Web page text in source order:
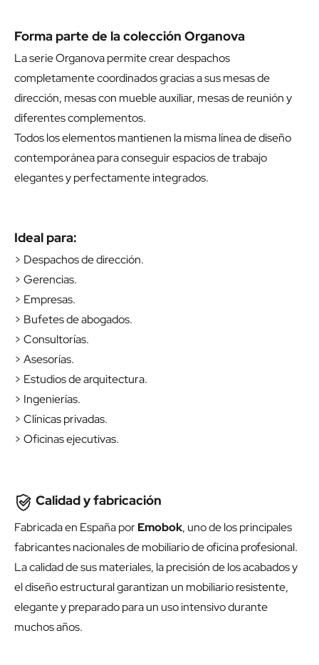
Forma parte de la colección Organova
La serie Organova permite crear despachos
completamente coordinados gracias a sus mesas de
dirección, mesas con mueble auxiliar, mesas de reunión y
diferentes complementos.
Todos los elementos mantienen la misma línea de diseño
contemporánea para conseguir espacios de trabajo
elegantes y perfectamente integrados.
Ideal para:
> Despachos de dirección.
> Gerencias.
> Empresas.
> Bufetes de abogados.
> Consultorías.
> Asesorías.
> Estudios de arquitectura.
> Ingenierías.
> Clínicas privadas.
> Oficinas ejecutivas.
Calidad y fabricación
Fabricada en España porEmobok, uno de los principales
fabricantes nacionales de mobiliario de oficina profesional.
La calidad de sus materiales, la precisión de los acabados y
el diseño estructural garantizan un mobiliario resistente,
elegante y preparado para un uso intensivo durante
muchos años.